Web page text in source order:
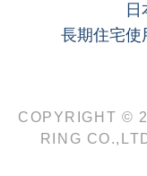
長期住宅使
COPYRIGHT ©
RING